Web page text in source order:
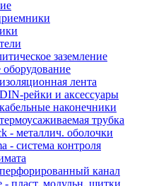
заземление
оборудование
лента
рейки и аксессуары
наконечники
трубка
- металлич. оболочки
- система контроля
канал
- пласт. модульн. щитки